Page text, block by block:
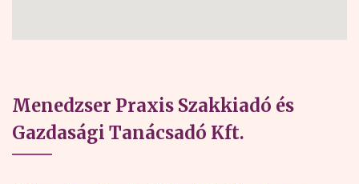
Menedzser Praxis Szakkiadó és
Gazdasági Tanácsadó Kft.